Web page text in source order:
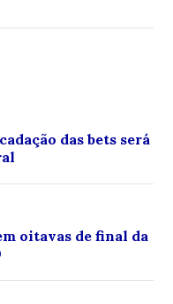
das bets será
oitavas de final da